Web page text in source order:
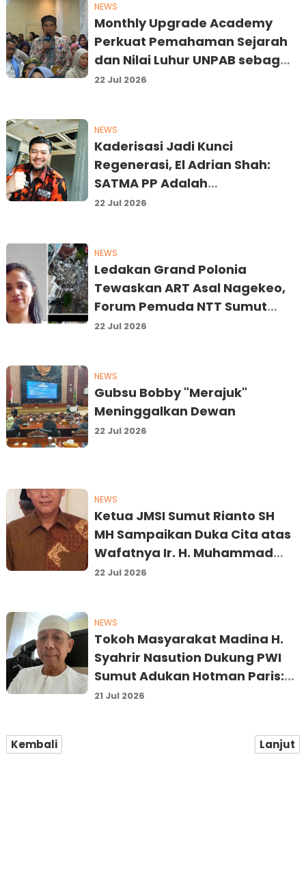
NEWS
Monthly Upgrade Academy
Perkuat Pemahaman Sejarah
dan Nilai Luhur UNPAB sebagai
Fondasi Kemajuan Institusi
22 Jul 2026
NEWS
Kaderisasi Jadi Kunci
Regenerasi, El Adrian Shah:
SATMA PP Adalah
Laboratorium Pemimpin Masa
22 Jul 2026
NEWS
Ledakan Grand Polonia
Tewaskan ART Asal Nagekeo,
Forum Pemuda NTT Sumut
Desak Majikan dan Penyalur
22 Jul 2026
NEWS
Gubsu Bobby "Merajuk"
Meninggalkan Dewan
22 Jul 2026
NEWS
Ketua JMSI Sumut Rianto SH
MH Sampaikan Duka Cita atas
Wafatnya Ir. H. Muhammad
Irwan Ritonga, M.Si
22 Jul 2026
NEWS
Tokoh Masyarakat Madina H.
Syahrir Nasution Dukung PWI
Sumut Adukan Hotman Paris:
Jangan Rendahkan Martabat
21 Jul 2026
Kembali Lanjut